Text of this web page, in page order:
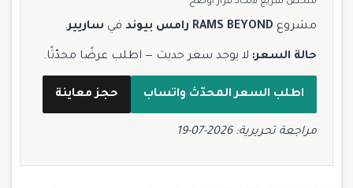
مشروع RAMS BEYOND رامس بيوند في ساريير.
حالة السعر: لا يوجد سعر حديث — اطلب عرضًا محدّثًا.
اطلب السعر المحدّث واتساب حجز معاينة
مراجعة تحريرية: 2026-07-19